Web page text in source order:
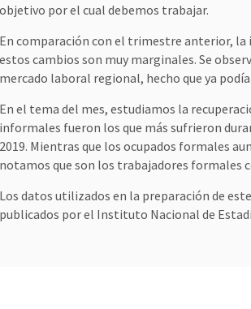
objetivo por el cual debemos trabajar.
En comparación con el trimestre anterior, la
estos cambios son muy marginales. Se
mercado laboral regional, hecho que ya
En el tema del mes, estudiamos la
informales fueron los que más sufrieron
2019. Mientras que los ocupados formales
notamos que son los trabajadores formales
Los datos utilizados en la preparación de
publicados por el Instituto Nacional de